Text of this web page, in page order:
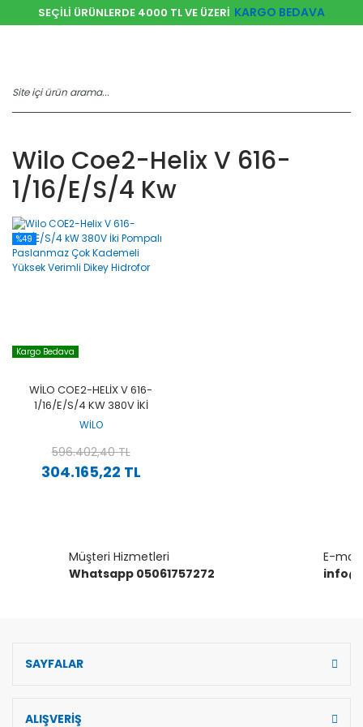
SEÇİLİ ÜRÜNLERDE 4000 TL VE ÜZERİ KARGO BEDAVA
Wilo Coe2-Helix V 616-
1/16/e/s/4 Kw
%49
Kargo Bedava
WILO COE2-HELIX V 616-
1/16/E/S/4 KW 380V İKI
POMPALI PASLANMAZ ÇOK
DIKEY HIDROFOR
WİLO
304.165,22 TL
596.402,40 TL
Müşteri Hizmetleri
Whatsapp 05061757272
E-mail
SAYFALAR
ALIŞVERİŞ